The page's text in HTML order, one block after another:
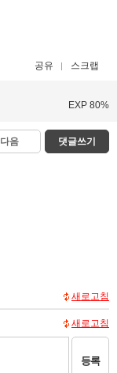
공유 스크랩
EXP 80%
다음 댓글쓰기
새로고침
새로고침
등록